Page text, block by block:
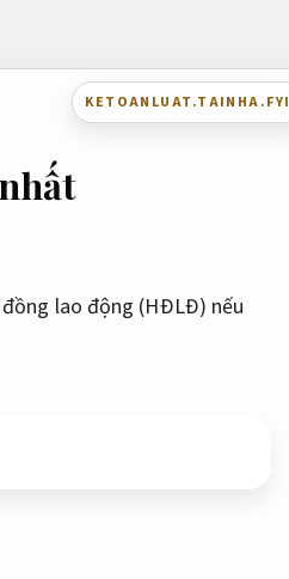
KETOANLUAT.TAINHA.FYI
lao động (HĐLĐ) nếu